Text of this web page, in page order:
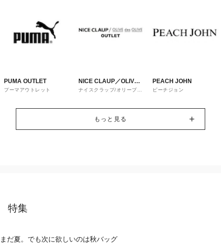
PUMA OUTLET
プーマアウトレット
NICE CLAUP／OLIVE
des OLIVE
ナイスクラップ/オリーブ・
PEACH JOHN
ピーチジョン
もっと見る
特集
まだ夏。でも次に欲しいのは秋バッグ